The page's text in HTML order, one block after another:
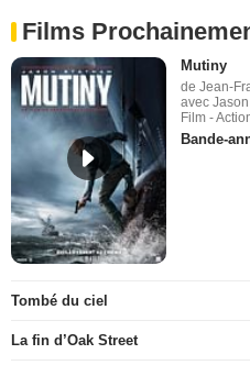
Films
Mutiny
de Jean-
avec
Film -
Bande-
Tombé du ciel
La fin d’Oak Street